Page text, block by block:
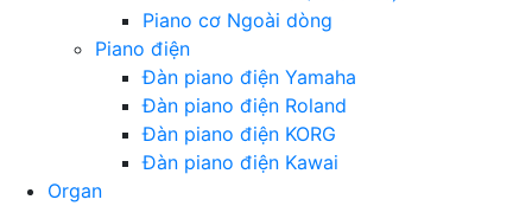
Piano cơ Ngoài dòng
Piano điện
Đàn piano điện Yamaha
Đàn piano điện Roland
Đàn piano điện KORG
Đàn piano điện Kawai
Organ